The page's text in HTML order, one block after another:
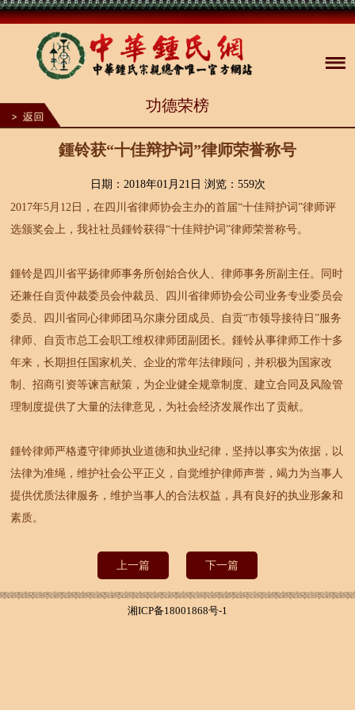
2
4
10
功德荣榜
鍾铃获“十佳辩护词”律师荣誉称号
日期：2018年01月21日 浏览： 559次
2017年5月12日，在四川省律师协会主办的首届“十佳辩护词”律师评
选颁奖会上，我社社员鍾铃获得“十佳辩护词”律师荣誉称号。
鍾铃是四川省平扬律师事务所创始合伙人、律师事务所副主任。同时
还兼任自贡仲裁委员会仲裁员、四川省律师协会公司业务专业委员会
委员、四川省同心律师团马尔康分团成员、自贡“市领导接待日”服务
律师、自贡市总工会职工维权律师团副团长。鍾铃从事律师工作十多
年来，长期担任国家机关、企业的常年法律顾问，并积极为国家改
制、招商引资等谏言献策，为企业健全规章制度、建立合同及风险管
理制度提供了大量的法律意见，为社会经济发展作出了贡献。
鍾铃律师严格遵守律师执业道德和执业纪律，坚持以事实为依据，以
法律为准绳，维护社会公平正义，自觉维护律师声誉，竭力为当事人
提供优质法律服务，维护当事人的合法权益，具有良好的执业形象和
素质。
上一篇 下一篇
湘ICP备18001868号-1